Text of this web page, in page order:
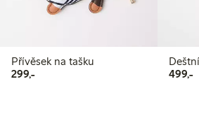
Přívěsek na tašku
299,-299,00 Kč
499,-